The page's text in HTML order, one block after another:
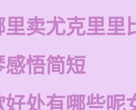
里卖尤克里里
感悟简短
好处有哪些呢